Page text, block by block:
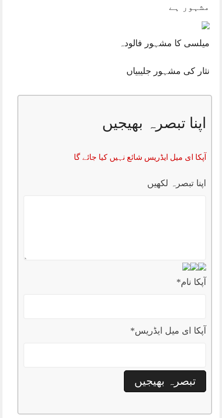
مشہور ہے
میلسی کا مشہور فالودہ
نثار کی مشہور جلیبیاں
اپنا تبصرہ بھیجیں
آپکا ای میل ایڈریس شائع نہیں کیا جائے گا
اپنا تبصرہ لکھیں
آپکا نام*
آپکا ای میل ایڈریس*